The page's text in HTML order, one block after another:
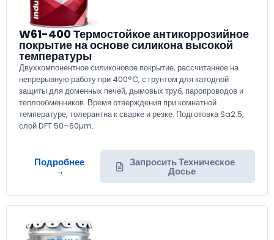
W61-400 Термостойкое антикоррозийное
покрытие на основе силикона высокой
температуры
Двухкомпонентное силиконовое покрытие, рассчитанное на
непрерывную работу при 400°C, с грунтом для катодной
защиты для доменных печей, дымовых труб, паропроводов и
теплообменников. Время отверждения при комнатной
температуре, толерантна к сварке и резке. Подготовка Sa2.5,
слой DFT 50–60µm.
Подробнее
→
Запросить Техническое
Досье